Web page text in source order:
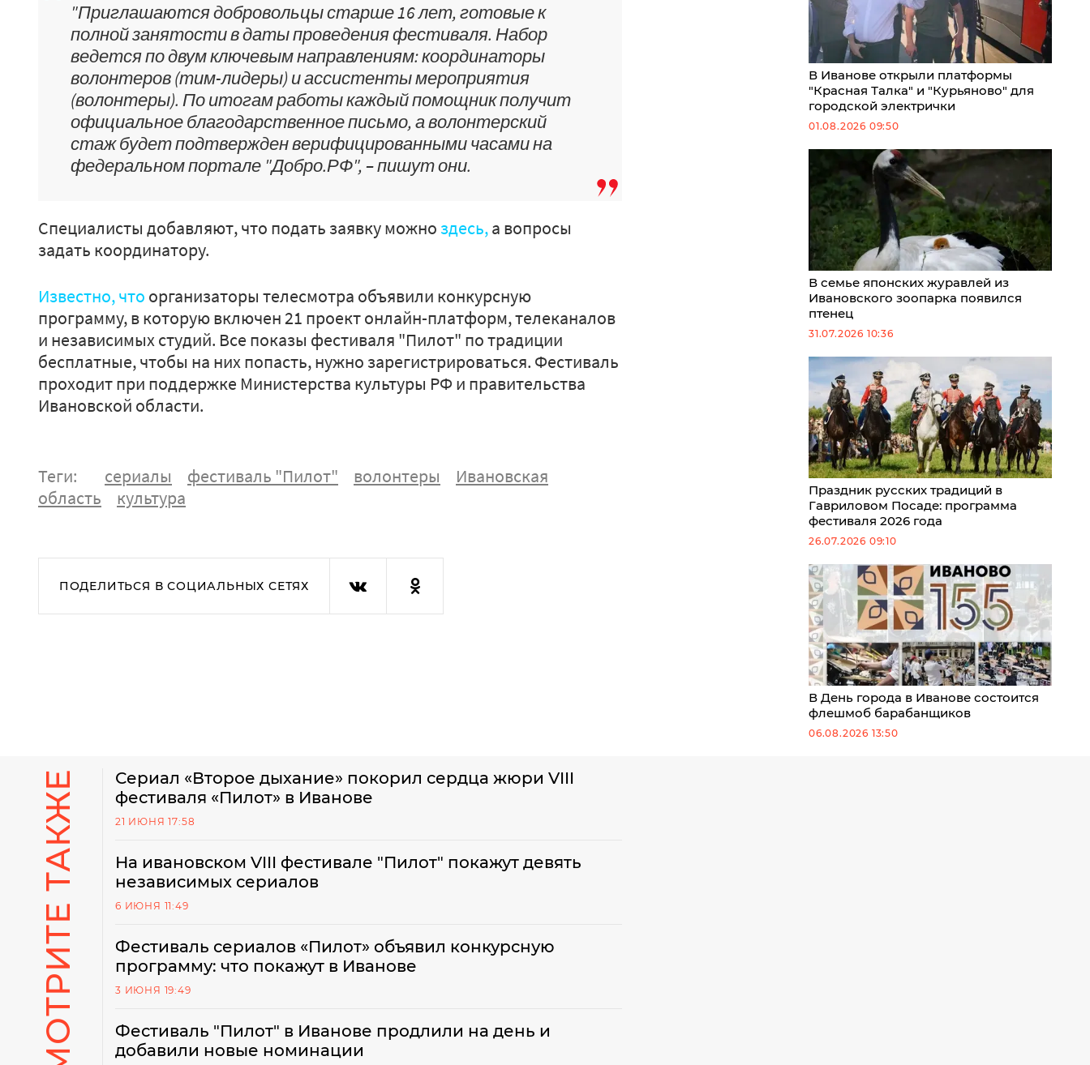
"Приглашаются добровольцы старше 16 лет, готовые к
полной занятости в даты проведения фестиваля. Набор
ведется по двум ключевым направлениям: координаторы
волонтеров (тим-лидеры) и ассистенты мероприятия
(волонтеры). По итогам работы каждый помощник получит
официальное благодарственное письмо, а волонтерский
стаж будет подтвержден верифицированными часами на
федеральном портале "Добро.РФ", – пишут они.
Специалисты добавляют, что подать заявку можно здесь,а вопросы
задать координатору.
Известно, что организаторы телесмотра объявили конкурсную
программу, в которую включен 21 проект онлайн-платформ, телеканалов
и независимых студий. Все показы фестиваля "Пилот" по традиции
бесплатные, чтобы на них попасть, нужно зарегистрироваться. Фестиваль
проходит при поддержке Министерства культуры РФ и правительства
Ивановской области.
Теги: сериалы фестиваль "Пилот" волонтеры
Ивановская
область
культура
ПОДЕЛИТЬСЯ В СОЦИАЛЬНЫХ СЕТЯХ
В Иванове открыли платформы
"Красная Талка" и "Курьяново" для
городской электрички
01.08.2026 09:50
В семье японских журавлей из
Ивановского зоопарка появился
птенец
31.07.2026 10:36
Праздник русских традиций в
Гавриловом Посаде: программа
фестиваля 2026 года
26.07.2026 09:10
В День города в Иванове состоится
флешмоб барабанщиков
06.08.2026 13:50
СМОТРИТЕ ТАКЖЕ
Сериал «Второе дыхание» покорил сердца жюри VIII
фестиваля «Пилот» в Иванове
21 ИЮНЯ 17:58
На ивановском VIII фестивале "Пилот" покажут девять
независимых сериалов
6 ИЮНЯ 11:49
Фестиваль сериалов «Пилот» объявил конкурсную
программу: что покажут в Иванове
3 ИЮНЯ 19:49
Фестиваль "Пилот" в Иванове продлили на день и
добавили новые номинации